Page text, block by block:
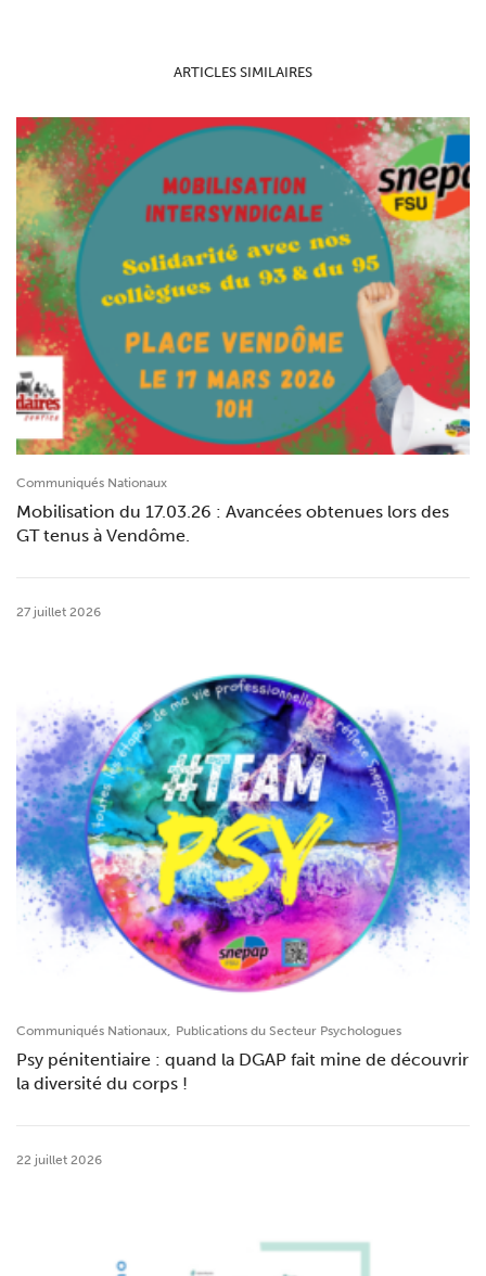
ARTICLES SIMILAIRES
Communiqués Nationaux
Mobilisation du 17.03.26 : Avancées obtenues lors des
GT tenus à Vendôme.
27 juillet 2026
Communiqués Nationaux, Publications du Secteur Psychologues
Psy pénitentiaire : quand la DGAP fait mine de découvrir
la diversité du corps !
22 juillet 2026